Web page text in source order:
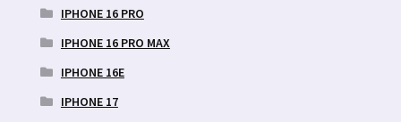
IPHONE 16 PRO
IPHONE 16 PRO MAX
IPHONE 16E
IPHONE 17